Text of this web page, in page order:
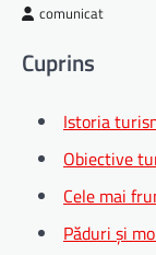
comunicat
Cuprins
Istoria
Obiective
Cele mai
Păduri și